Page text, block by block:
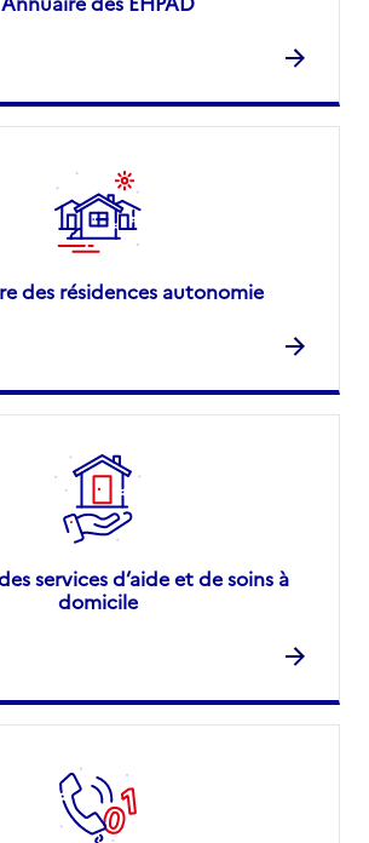
des résidences autonomie
services d’aide et de soins à
domicile